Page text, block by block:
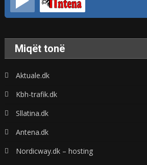
Miqët tonë
Aktuale.dk
Kbh-trafik.dk
Sllatina.dk
Antena.dk
Nordicway.dk – hosting